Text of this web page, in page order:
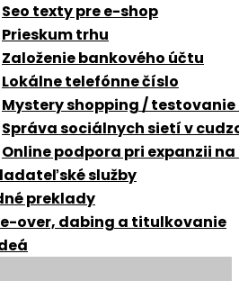
Seo texty pre e-shop
Prieskum trhu
Založenie bankového účtu
Lokálne telefónne číslo
Mystery shopping /
Správa sociálnych sietí v
Online podpora pri expanzii
služby
preklady
over, dabing a titulkovanie